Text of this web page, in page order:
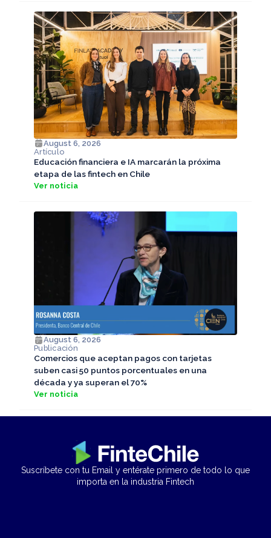
August 6, 2026
Artículo
Educación financiera e IA marcarán la próxima
etapa de las fintech en Chile
Ver noticia
August 6, 2026
Publicación
Comercios que aceptan pagos con tarjetas
suben casi 50 puntos porcentuales en una
década y ya superan el 70%
Ver noticia
Suscríbete con tu Email y entérate primero de todo lo que
importa en la industria Fintech